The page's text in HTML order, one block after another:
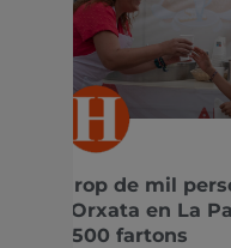
Prop de mil
l’Orxata en La
1.500 fartons